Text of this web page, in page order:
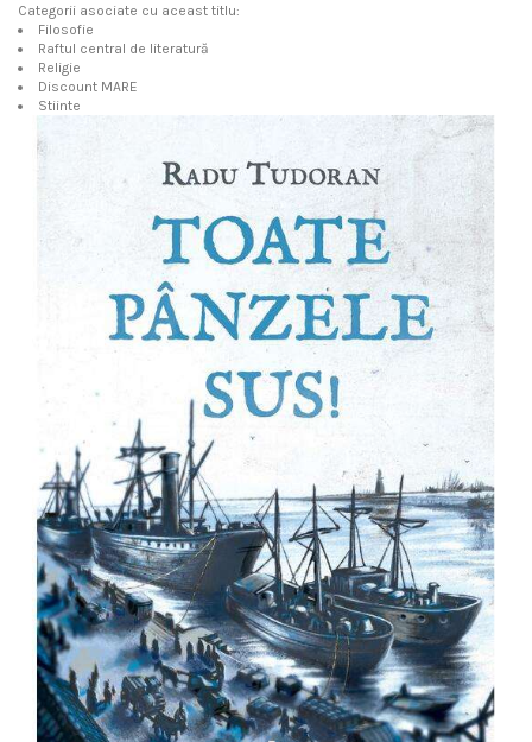
Categorii asociate cu aceast titlu:
Filosofie
Raftul central de literatură
Religie
Discount MARE
Stiinte